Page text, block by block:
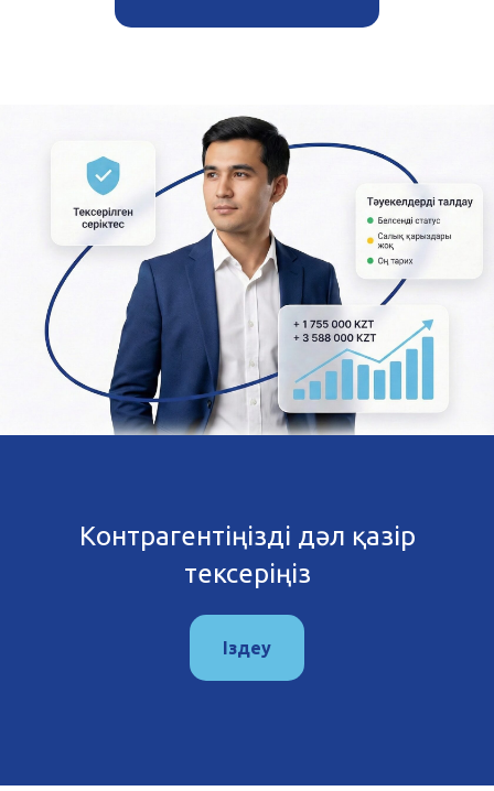
Контрагентіңізді дәл қазір
тексеріңіз
Іздеу